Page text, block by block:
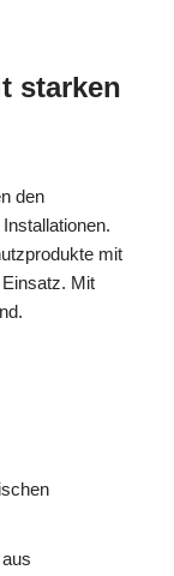
starken
den
mit
Mit